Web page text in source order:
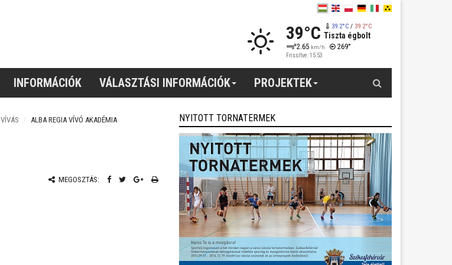
39°C 39.2°C/ 39.2°C
Tiszta égbolt
2.65 km/h 269°
Frissítve: 15:53
INFORMÁCIÓK VÁLASZTÁSI INFORMÁCIÓK PROJEKTEK
VÍVÁS ALBA REGIA VÍVÓ AKADÉMIA
MEGOSZTÁS:
NYITOTT TORNATERMEK